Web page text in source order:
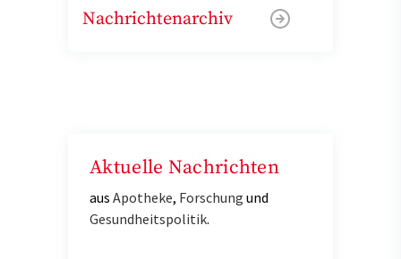
Nachrichtenarchiv
Aktuelle Nachrichten
aus Apotheke, Forschung und
Gesundheitspolitik.